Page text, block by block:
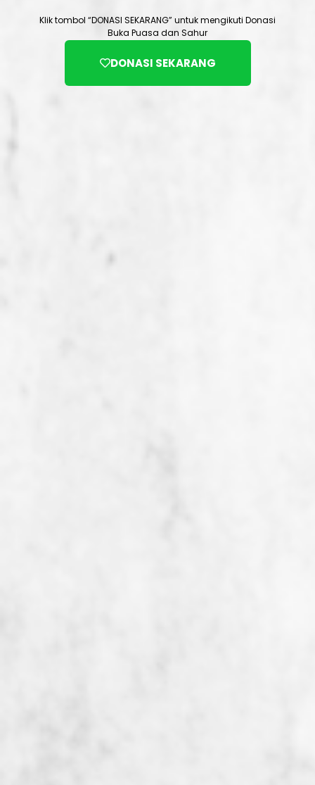
Klik tombol “DONASI SEKARANG” untuk mengikuti Donasi
Buka Puasa dan Sahur
DONASI SEKARANG